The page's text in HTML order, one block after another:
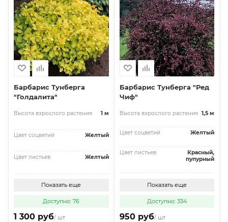
Барбарис Тунберга
"Голдалита"
Высота взрослого растения 1 м
Цвет соцветий Желтый
Цвет листьев Желтый
Показать еще
Доступно: 76
1 300 руб/ шт
Барбарис Тунберга "Ред
Чиф"
Высота взрослого растения 1,5 м
Цвет соцветий Желтый
Цвет листьев
Красный,
пупурный
Показать еще
Доступно: 334
950 руб/ шт